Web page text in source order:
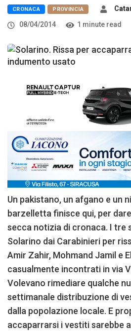
CRONACA PROVINCIA
08/04/2014
1 minute read
Un pakistano, un afgano e un
barzelletta finisce qui, per
secca notizia di cronaca. I tre
Solarino dai Carabinieri per
Amir Zahir, Mohmand Jamil e
casualmente incontrati in via
Volevano rimediare qualche
settimanale distribuzione di
dalla popolazione locale. E
accaparrarsi i vestiti sarebbe